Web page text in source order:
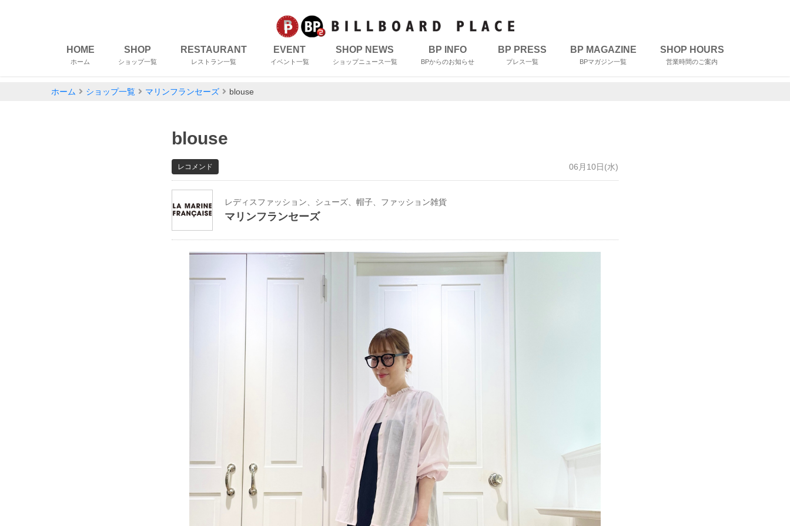
HOME
ホーム
SHOP
ショップ一覧
RESTAURANT
レストラン一覧
EVENT
イベント一覧
SHOP NEWS
ショップニュース一覧
BP INFO
BPからのお知らせ
BP PRESS
プレス一覧
BP MAGAZINE
BPマガジン一覧
SHOP HOURS
営業時間のご案内
ホーム ショップ一覧 マリンフランセーズ blouse
blouse
06月10日(水)
レコメンド
レディスファッション、シューズ、帽子、ファッション雑貨
マリンフランセーズ